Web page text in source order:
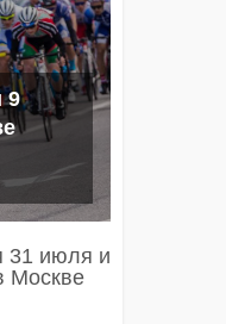
9
31 июля и
Москве